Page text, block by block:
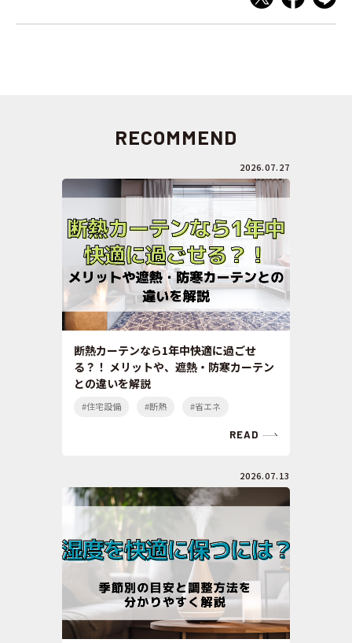
RECOMMEND
2026.07.27
断熱カーテンなら1年中快適に過ごせ
る？！ メリットや、遮熱・防寒カーテン
との違いを解説
#住宅設備 #断熱 #省エネ
READ
2026.07.13